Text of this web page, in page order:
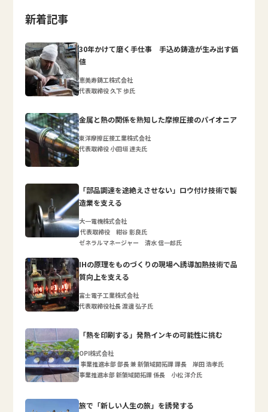
新着記事
30年かけて磨く手仕事 手込め鋳造が生み出す価
値
恵美寿鋳工株式会社
代表取締役 久下 歩氏
金属と熱の関係を熟知した摩擦圧接のパイオニア
東洋摩擦圧接工業株式会社
代表取締役 小田垣 達夫氏
「部品調達を途絶えさせない」ロウ付け技術で製
造業を支える
大一電機株式会社
代表取締役 紺谷 彰良氏
ゼネラルマネージャー 清水 信一郎氏
IHの原理をものづくりの現場へ誘導加熱技術で品
質向上を支える
富士電子工業株式会社
代表取締役社長 渡邊 弘子氏
「熱を印刷する」発熱インキの可能性に挑む
OPI株式会社
事業推進本部 部長 兼 新領域開拓課 課長 岸田 浩孝氏
事業推進本部 新領域開拓課 係長 小松 洋介氏
旅で「新しい人生の旅」を誘発する